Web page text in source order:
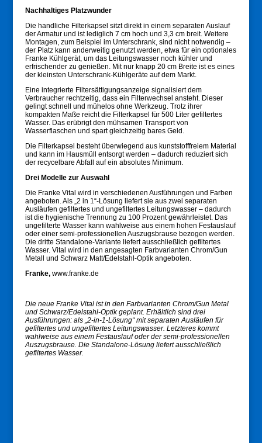
Nachhaltiges Platzwunder
Die handliche Filterkapsel sitzt direkt in einem separaten Auslauf
der Armatur und ist lediglich 7 cm hoch und 3,3 cm breit. Weitere
Montagen, zum Beispiel im Unterschrank, sind nicht notwendig –
der Platz kann anderweitig genutzt werden, etwa für ein optionales
Franke Kühlgerät, um das Leitungswasser noch kühler und
erfrischender zu genießen. Mit nur knapp 20 cm Breite ist es eines
der kleinsten Unterschrank-Kühlgeräte auf dem Markt.
Eine integrierte Filtersättigungsanzeige signalisiert dem
Verbraucher rechtzeitig, dass ein Filterwechsel ansteht. Dieser
gelingt schnell und mühelos ohne Werkzeug. Trotz ihrer
kompakten Maße reicht die Filterkapsel für 500 Liter gefiltertes
Wasser. Das erübrigt den mühsamen Transport von
Wasserflaschen und spart gleichzeitig bares Geld.
Die Filterkapsel besteht überwiegend aus kunststofffreiem Material
und kann im Hausmüll entsorgt werden – dadurch reduziert sich
der recycelbare Abfall auf ein absolutes Minimum.
Drei Modelle zur Auswahl
Die Franke Vital wird in verschiedenen Ausführungen und Farben
angeboten. Als „2 in 1“-Lösung liefert sie aus zwei separaten
Ausläufen gefiltertes und ungefiltertes Leitungswasser – dadurch
ist die hygienische Trennung zu 100 Prozent gewährleistet. Das
ungefilterte Wasser kann wahlweise aus einem hohen Festauslauf
oder einer semi-professionellen Auszugsbrause bezogen werden.
Die dritte Standalone-Variante liefert ausschließlich gefiltertes
Wasser. Vital wird in den angesagten Farbvarianten Chrom/Gun
Metall und Schwarz Matt/Edelstahl-Optik angeboten.
Franke,www.franke.de
Die neue Franke Vital ist in den Farbvarianten Chrom/Gun Metal
und Schwarz/Edelstahl-Optik geplant. Erhältlich sind drei
Ausführungen: als „2-in-1-Lösung“ mit separaten Ausläufen für
gefiltertes und ungefiltertes Leitungswasser. Letzteres kommt
wahlweise aus einem Festauslauf oder der semi-professionellen
Auszugsbrause. Die Standalone-Lösung liefert ausschließlich
gefiltertes Wasser.